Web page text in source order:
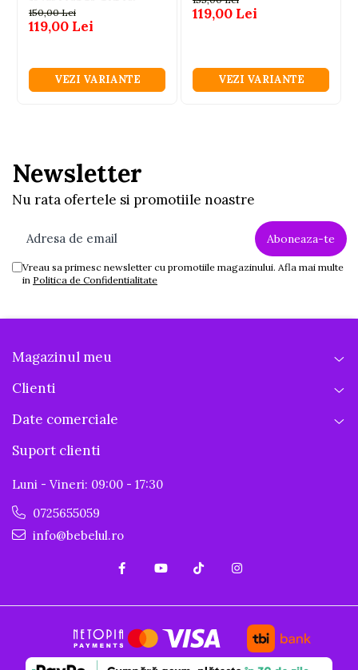
150,00 Lei
119,00 Lei
VEZI VARIANTE
119,00 Lei
VEZI VARIANTE
Newsletter
Nu rata ofertele si promotiile noastre
Vreau sa primesc newsletter cu promotiile magazinului. Afla mai multe
in Politica de Confidentialitate
Magazinul meu
Clienti
Date comerciale
Suport clienti
Luni - Vineri: 09:00 - 17:30
0725655059
info@bebelul.ro